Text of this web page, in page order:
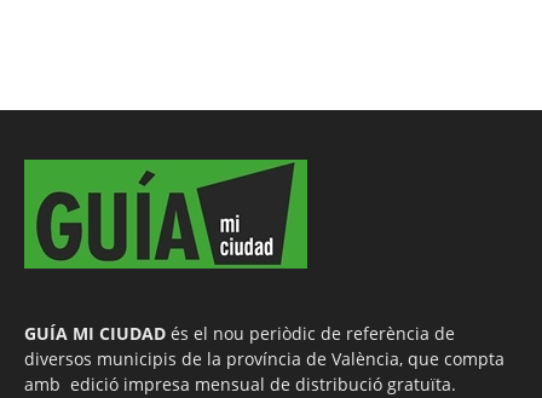
GUÍA MI CIUDAD és el nou periòdic de referència de
diversos municipis de la província de València, que compta
amb edició impresa mensual de distribució gratuïta.